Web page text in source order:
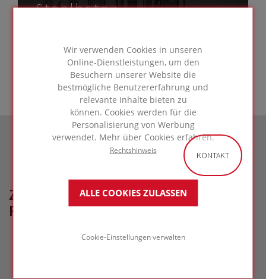
Wir verwenden Cookies in unseren
Online-Dienstleistungen, um den
Besuchern unserer Website die
bestmögliche Benutzererfahrung und
relevante Inhalte bieten zu
können. Cookies werden für die
Personalisierung von Werbung
verwendet. Mehr über Cookies erfahren.
Rechtshinweis
ALLE COOKIES ZULASSEN
Cookie-Einstellungen verwalten
Stahlbeton
GEHEN
ZUGEHÖRIGE
REFERENZPROJEKTE
KONTAKT